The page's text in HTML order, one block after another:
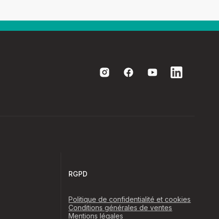
RGPD
Politique de confidentialité et cookies
Conditions générales de ventes
Mentions légales